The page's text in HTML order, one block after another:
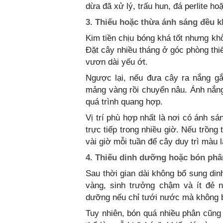
dừa đã xử lý, trấu hun, đá perlite
3. Thiếu hoặc thừa ánh sáng đều
Kim tiền chịu bóng khá tốt nhưng
Đặt cây nhiều tháng ở góc phòng
vươn dài yếu ớt.
Ngược lại, nếu đưa cây ra nắng
mảng vàng rồi chuyển nâu. Ánh
quá trình quang hợp.
Vị trí phù hợp nhất là nơi có ánh
trực tiếp trong nhiều giờ. Nếu trồng
vài giờ mỗi tuần để cây duy trì màu
4. Thiếu dinh dưỡng hoặc bón
Sau thời gian dài không bổ sung
vàng, sinh trưởng chậm và ít đẻ
dưỡng nếu chỉ tưới nước mà không
Tuy nhiên, bón quá nhiều phân